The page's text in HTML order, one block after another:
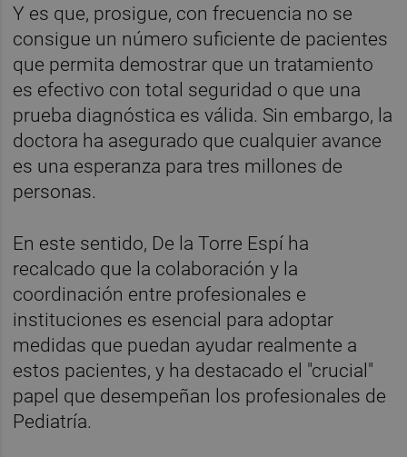
Y es que, prosigue, con frecuencia no se
consigue un número suficiente de pacientes
que permita demostrar que un tratamiento
es efectivo con total seguridad o que una
prueba diagnóstica es válida. Sin embargo, la
doctora ha asegurado que cualquier avance
es una esperanza para tres millones de
personas.
En este sentido, De la Torre Espí ha
recalcado que la colaboración y la
coordinación entre profesionales e
instituciones es esencial para adoptar
medidas que puedan ayudar realmente a
estos pacientes, y ha destacado el "crucial"
papel que desempeñan los profesionales de
Pediatría.